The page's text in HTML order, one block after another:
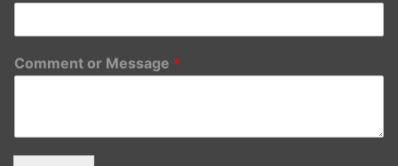
Comment or Message *